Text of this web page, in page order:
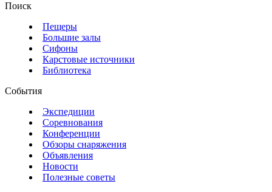
Поиск
Пещеры
Большие залы
Сифоны
Карстовые источники
Библиотека
События
Экспедиции
Соревнования
Конференции
Обзоры снаряжения
Объявления
Новости
Полезные советы